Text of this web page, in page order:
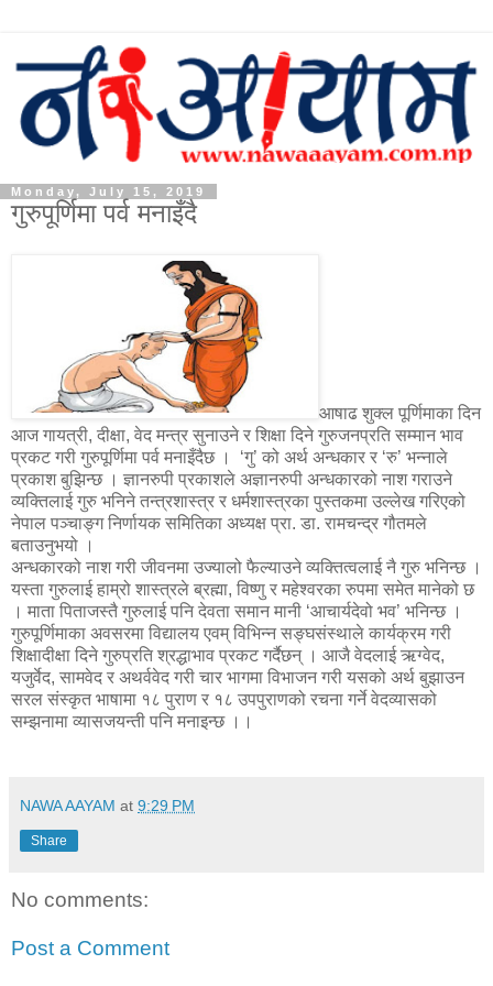
Monday, July 15, 2019
गुरुपूर्णिमा पर्व मनाइँदै
आषाढ शुक्ल पूर्णिमाका दिन
आज गायत्री, दीक्षा, वेद मन्त्र सुनाउने र शिक्षा दिने गुरुजनप्रति सम्मान भाव
प्रकट गरी गुरुपूर्णिमा पर्व मनाइँदैछ । ‘गु’ को अर्थ अन्धकार र ‘रु’ भन्नाले
प्रकाश बुझिन्छ । ज्ञानरुपी प्रकाशले अज्ञानरुपी अन्धकारको नाश गराउने
व्यक्तिलाई गुरु भनिने तन्त्रशास्त्र र धर्मशास्त्रका पुस्तकमा उल्लेख गरिएको
नेपाल पञ्चाङ्ग निर्णायक समितिका अध्यक्ष प्रा. डा. रामचन्द्र गौतमले
बताउनुभयो ।
अन्धकारको नाश गरी जीवनमा उज्यालो फैल्याउने व्यक्तित्वलाई नै गुरु भनिन्छ ।
यस्ता गुरुलाई हाम्रो शास्त्रले ब्रह्मा, विष्णु र महेश्वरका रुपमा समेत मानेको छ
। माता पिताजस्तै गुरुलाई पनि देवता समान मानी ‘आचार्यदेवो भव’ भनिन्छ ।
गुरुपूर्णिमाका अवसरमा विद्यालय एवम् विभिन्न सङ्घसंस्थाले कार्यक्रम गरी
शिक्षादीक्षा दिने गुरुप्रति श्रद्धाभाव प्रकट गर्दैछन् । आजै वेदलाई ऋग्वेद,
यजुर्वेद, सामवेद र अथर्ववेद गरी चार भागमा विभाजन गरी यसको अर्थ बुझाउन
सरल संस्कृत भाषामा १८ पुराण र १८ उपपुराणको रचना गर्ने वेदव्यासको
सम्झनामा व्यासजयन्ती पनि मनाइन्छ ।।
NAWA AAYAM at 9:29 PM
Share
No comments:
Post a Comment